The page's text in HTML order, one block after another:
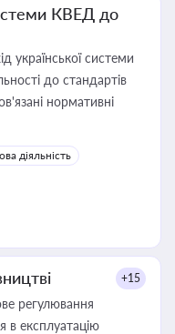
КВЕД до
української системи
до стандартів
нормативні
діяльність
+15
регулювання
в експлуатацію